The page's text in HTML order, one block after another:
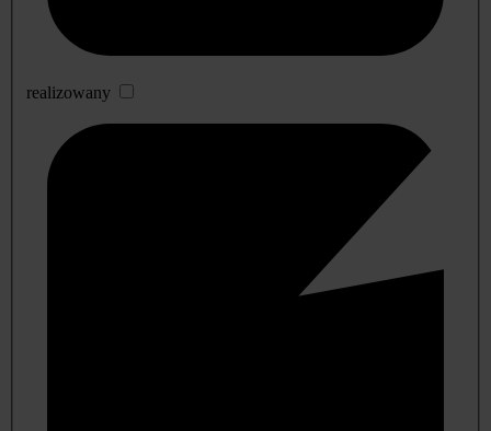
realizowany